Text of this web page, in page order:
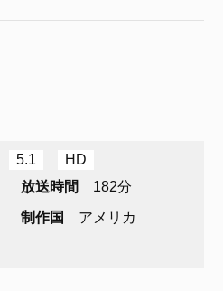
5.1
HD
放送時間
182分
制作国
アメリカ